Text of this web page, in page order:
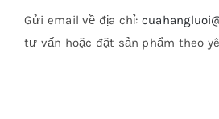
Gửi email về địa chỉ:
tư vấn hoặc đặt sản phẩm theo